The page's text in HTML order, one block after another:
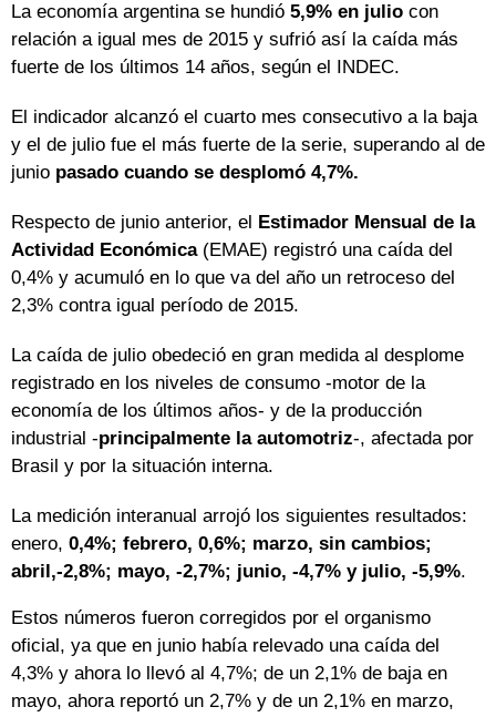
La economía argentina se hundió 5,9% en julio con
relación a igual mes de 2015 y sufrió así la caída más
fuerte de los últimos 14 años, según el INDEC.
El indicador alcanzó el cuarto mes consecutivo a la baja
y el de julio fue el más fuerte de la serie, superando al de
junio pasado cuando se desplomó 4,7%.
Respecto de junio anterior, el Estimador Mensual de la
Actividad Económica(EMAE) registró una caída del
0,4% y acumuló en lo que va del año un retroceso del
2,3% contra igual período de 2015.
La caída de julio obedeció en gran medida al desplome
registrado en los niveles de consumo -motor de la
economía de los últimos años- y de la producción
industrial -principalmente la automotriz-, afectada por
Brasil y por la situación interna.
La medición interanual arrojó los siguientes resultados:
enero, 0,4%; febrero, 0,6%; marzo, sin cambios;
abril,-2,8%; mayo, -2,7%; junio, -4,7% y julio, -5,9%.
Estos números fueron corregidos por el organismo
oficial, ya que en junio había relevado una caída del
4,3% y ahora lo llevó al 4,7%; de un 2,1% de baja en
mayo, ahora reportó un 2,7% y de un 2,1% en marzo,